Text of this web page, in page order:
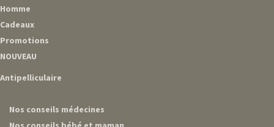
Homme
Cadeaux
Promotions
NOUVEAU
Antipelliculaire
Nos conseils médecines